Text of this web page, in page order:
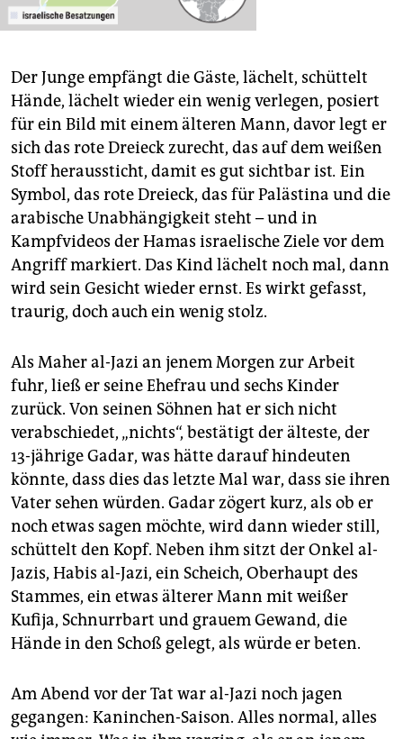
Der Junge empfängt die Gäste, lächelt, schüttelt
Hände, lächelt wieder ein wenig verlegen, posiert
für ein Bild mit einem älteren Mann, davor legt er
sich das rote Dreieck zurecht, das auf dem weißen
Stoff heraussticht, damit es gut sichtbar ist. Ein
Symbol, das rote Dreieck, das für Palästina und die
arabische Unabhängigkeit steht – und in
Kampfvideos der Hamas israelische Ziele vor dem
Angriff markiert. Das Kind lächelt noch mal, dann
wird sein Gesicht wieder ernst. Es wirkt gefasst,
traurig, doch auch ein wenig stolz.
Als Maher al-Jazi an jenem Morgen zur Arbeit
fuhr, ließ er seine Ehefrau und sechs Kinder
zurück. Von seinen Söhnen hat er sich nicht
verabschiedet, „nichts“, bestätigt der älteste, der
13-jährige Gadar, was hätte darauf hindeuten
könnte, dass dies das letzte Mal war, dass sie ihren
Vater sehen würden. Gadar zögert kurz, als ob er
noch etwas sagen möchte, wird dann wieder still,
schüttelt den Kopf. Neben ihm sitzt der Onkel al-
Jazis, Habis al-Jazi, ein Scheich, Oberhaupt des
Stammes, ein etwas älterer Mann mit weißer
Kufija, Schnurrbart und grauem Gewand, die
Hände in den Schoß gelegt, als würde er beten.
Am Abend vor der Tat war al-Jazi noch jagen
gegangen: Kaninchen-Saison. Alles normal, alles